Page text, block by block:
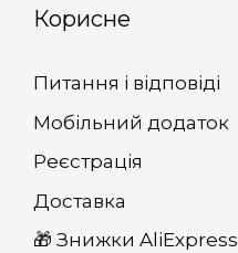
Корисне
Питання і відповіді
Мобільний додаток
Реєстрація
Доставка
🎁 Знижки AliExpress